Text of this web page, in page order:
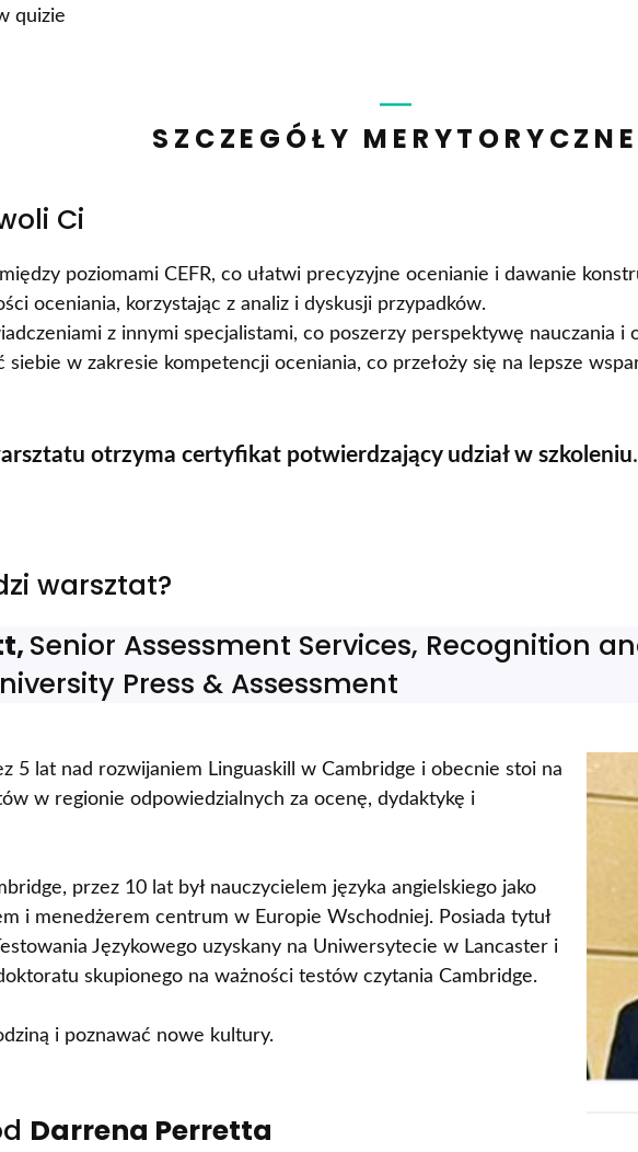
quizie
SZCZEGÓŁY MERYTORYCZNE
Ci
poziomami CEFR, co ułatwi precyzyjne ocenianie i dawanie
oceniania, korzystając z analiz i dyskusji przypadków.
z innymi specjalistami, co poszerzy perspektywę nauczania i
siebie w zakresie kompetencji oceniania, co przełoży się na lepsze
otrzyma certyfikat potwierdzający udział w szkoleniu.
warsztat?
Senior Assessment Services, Recognition
Press & Assessment
5 lat nad rozwijaniem Linguaskill w Cambridge i obecnie stoi na
w regionie odpowiedzialnych za ocenę, dydaktykę i
przez 10 lat był nauczycielem języka angielskiego jako
i menedżerem centrum w Europie Wschodniej. Posiada tytuł
Językowego uzyskany na Uniwersytecie w Lancaster i
skupionego na ważności testów czytania Cambridge.
i poznawać nowe kultury.
Darrena Perretta